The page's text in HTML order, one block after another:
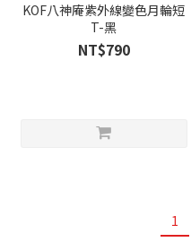
KOF八神庵紫外線變色月輪短
T-黑
NT$790
1